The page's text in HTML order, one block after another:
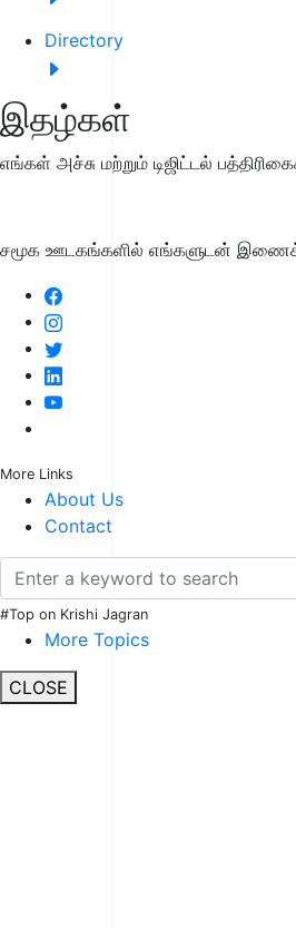
Directory
இதழ்கள்
எங்கள் அச்சு மற்றும் டிஜிட்டல்
சமூக ஊடகங்களில் எங்களுடன்
More Links
About Us
Contact
#Top on Krishi Jagran
More Topics
CLOSE